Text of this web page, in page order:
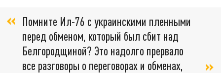
Помните Ил-76 с украинскими пленными
перед обменом, который был сбит над
Белгородщиной? Это надолго прервало
все разговоры о переговорах и обменах,